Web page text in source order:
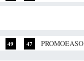
49 47